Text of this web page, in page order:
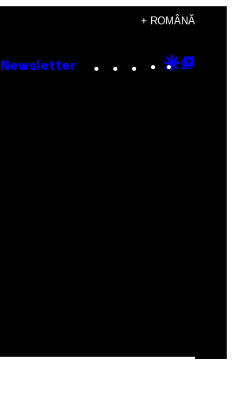
+ ROMÂNĂ
Newsletter Instagram
TikTok
YouTube
Google